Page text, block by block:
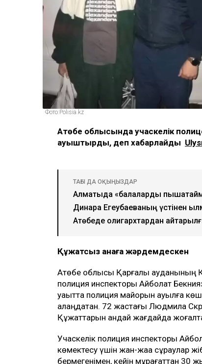
Фото:Polisia.kz
Ақтөбе облысында учаскелік
қауыштырды, деп хабарлайды
ТАҒЫ ДА ОҚЫҢЫЗДАР
Алматыда «балаларды
Динара Егеубаеваның үстінен
Ақтөбеде олигархтардан
Құжатсыз анаға жәрдемдескен
Ақтөбе облысы Қарғалы ауданының
полиция инспекторы Айболат
уақытта полиция майорын ауылға
алаңдатқан. 72 жастағы Людмила
Құжаттарын қандай жағдайда
Учаскелік полиция инспекторы
көмектесу үшін жан-жаққа сұраулар
бермегенімен, кейін мұрағаттан 30